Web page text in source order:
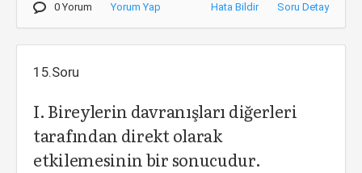
0 Yorum Yorum Yap Hata Bildir Soru Detay
15.Soru
I. Bireylerin davranışları diğerleri
tarafından direkt olarak
etkilemesinin bir sonucudur.